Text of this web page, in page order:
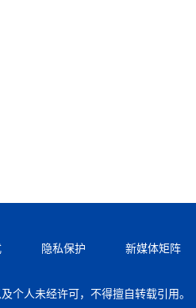
隐私保护 新媒体矩阵
个人未经许可，不得擅自转载引用。